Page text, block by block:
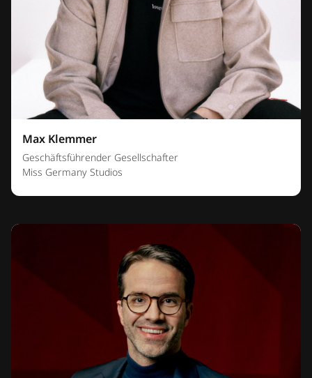
Max Klemmer
Geschäftsführender Gesellschafter
Miss Germany Studios